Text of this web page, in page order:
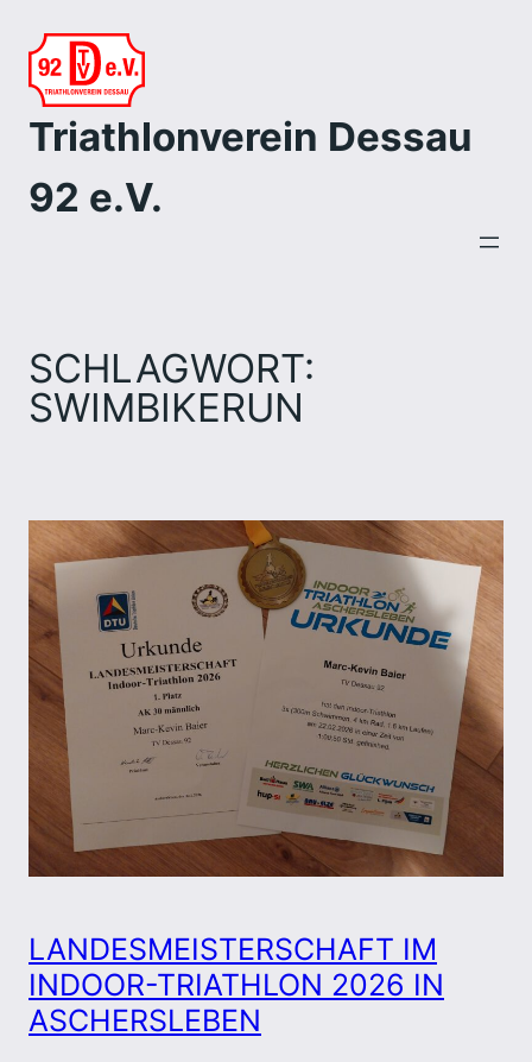
Zum
Inhalt
springen
Triathlonverein Dessau
92 e.V.
SCHLAGWORT:
SWIMBIKERUN
LANDESMEISTERSCHAFT IM
INDOOR-TRIATHLON 2026 IN
ASCHERSLEBEN